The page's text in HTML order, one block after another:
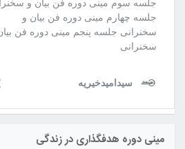
مینی دوره هدفگذاری در زندگی